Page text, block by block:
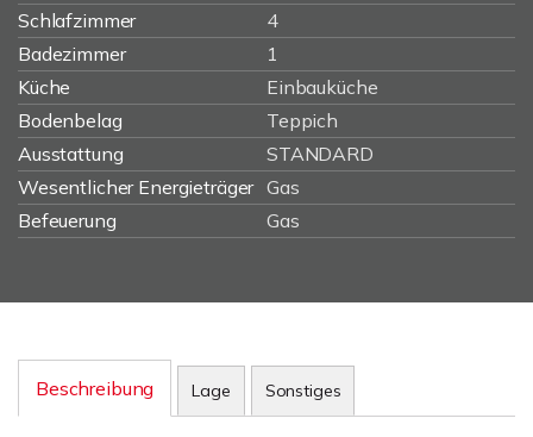
Schlafzimmer
4
Badezimmer
1
Küche
Einbauküche
Bodenbelag
Teppich
Ausstattung
STANDARD
Wesentlicher Energieträger Gas
Befeuerung
Gas
Beschreibung Lage Sonstiges